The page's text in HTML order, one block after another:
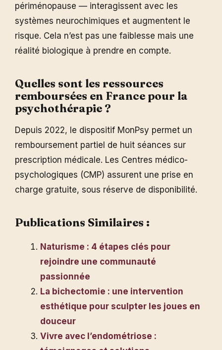
périménopause — interagissent avec les
systèmes neurochimiques et augmentent le
risque. Cela n’est pas une faiblesse mais une
réalité biologique à prendre en compte.
Quelles sont les ressources
remboursées en France pour la
psychothérapie ?
Depuis 2022, le dispositif MonPsy permet un
remboursement partiel de huit séances sur
prescription médicale. Les Centres médico-
psychologiques (CMP) assurent une prise en
charge gratuite, sous réserve de disponibilité.
Publications Similaires :
Naturisme : 4 étapes clés pour
rejoindre une communauté
passionnée
La bichectomie : une intervention
esthétique pour sculpter les joues en
douceur
Vivre avec l’endométriose :